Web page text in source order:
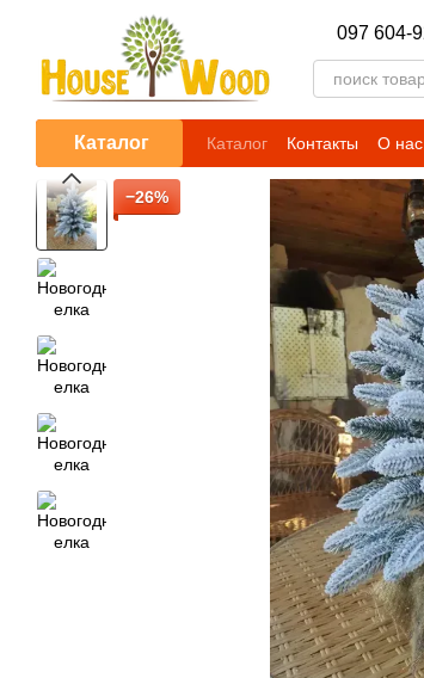
Перейти к основному контенту
097 604-
Каталог Каталог Контакты О нас
−26%